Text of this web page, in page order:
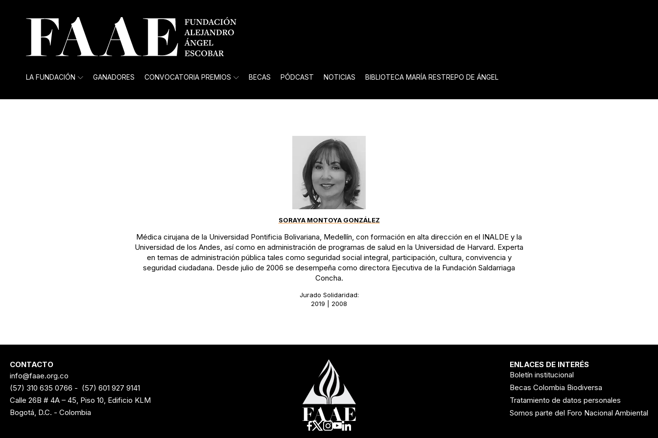
LA FUNDACIÓN GANADORES CONVOCATORIA PREMIOS BECAS PÓDCAST NOTICIAS BIBLIOTECA MARÍA RESTREPO DE ÁNGEL
SORAYA MONTOYA GONZÁLEZ
Médica cirujana de la Universidad Pontificia Bolivariana, Medellín, con formación en alta dirección en el INALDE y la
Universidad de los Andes, así como en administración de programas de salud en la Universidad de Harvard. Experta
en temas de administración pública tales como seguridad social integral, participación, cultura, convivencia y
seguridad ciudadana. Desde julio de 2006 se desempeña como directora Ejecutiva de la Fundación Saldarriaga
Concha.
Jurado Solidaridad:
2019 | 2008
CONTACTO
info@faae.org.co
(57) 310 635 0766 - (57) 601 927 9141
Calle 26B # 4A – 45, Piso 10, Edificio KLM
Bogotá, D.C. - Colombia
ENLACES DE INTERÉS
Boletín institucional
Becas Colombia Biodiversa
Tratamiento de datos personales
Somos parte del Foro Nacional Ambiental